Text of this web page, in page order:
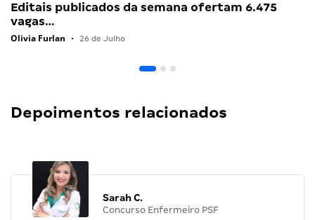
Editais publicados da semana ofertam 6.475
vagas…
Olivia Furlan • 26 de Julho
Depoimentos relacionados
Sarah C.
Concurso Enfermeiro PSF